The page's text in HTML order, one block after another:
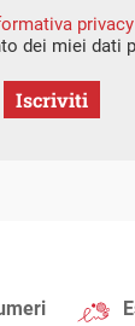
privacy
dei miei dati
Iscriviti